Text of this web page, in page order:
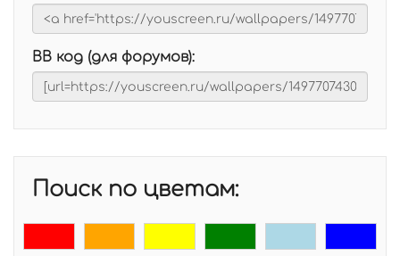
BB код (для форумов):
Поиск по цветам: